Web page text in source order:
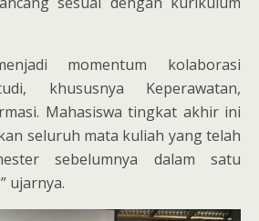
momentum kolaborasi
khususnya Keperawatan,
Mahasiswa tingkat akhir ini
seluruh mata kuliah yang telah
sebelumnya dalam satu
ujarnya.